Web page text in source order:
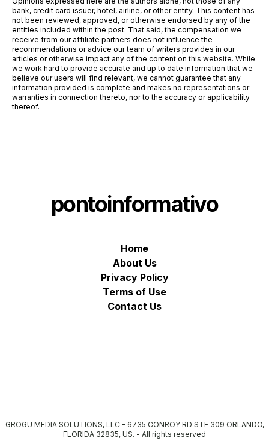
bank, credit card issuer, hotel, airline, or other entity. This content has
not been reviewed, approved, or otherwise endorsed by any of the
entities included within the post. That said, the compensation we
receive from our affiliate partners does not influence the
recommendations or advice our team of writers provides in our
articles or otherwise impact any of the content on this website. While
we work hard to provide accurate and up to date information that we
believe our users will find relevant, we cannot guarantee that any
information provided is complete and makes no representations or
warranties in connection thereto, nor to the accuracy or applicability
thereof.
pontoinformativo
Home
About Us
Privacy Policy
Terms of Use
Contact Us
GROGU MEDIA SOLUTIONS, LLC - 6735 CONROY RD STE 309 ORLANDO,
FLORIDA 32835, US. - All rights reserved